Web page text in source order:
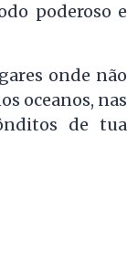
poderoso e
onde não
oceanos, nas
de tua